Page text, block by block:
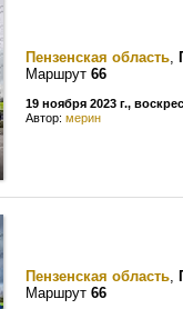
Пензенская область,
Маршрут 66
19 ноября 2023 г.,
Автор: мерин
Пензенская область,
Маршрут 66